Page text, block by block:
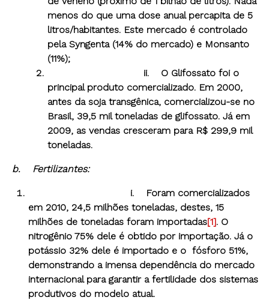
menos do que uma dose anual percapita de 5
litros/habitantes. Este mercado é controlado
pela Syngenta (14% do mercado) e Monsanto
(11%);
ii. O Glifossato foi o
principal produto comercializado. Em 2000,
antes da soja transgênica, comercializou-se no
Brasil, 39,5 mil toneladas de glifossato. Já em
2009, as vendas cresceram para R$ 299,9 mil
toneladas.
b. Fertilizantes:
i. Foram comercializados
em 2010, 24,5 milhões toneladas, destes, 15
milhões de toneladas foram importadas[1]. O
nitrogênio 75% dele é obtido por importação. Já o
potássio 32% dele é importado e o fósforo 51%,
demonstrando a imensa dependência do mercado
internacional para garantir a fertilidade dos sistemas
produtivos do modelo atual.